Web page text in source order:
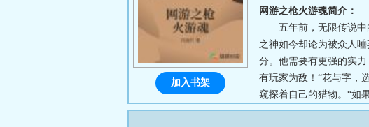
网游之枪火游魂简介：
五年前，无限传说
之神如今却论为被众人
分。他需要有更强的实
有玩家为敌！“花与字，
窥探着自己的猎物。“如
系。”常枫低笑道，身影
加入书架